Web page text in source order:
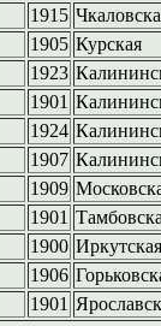
1915
1905 Курская
1923
1901
1924
1907
1909
1901
1900 Иркутская
1906
1901